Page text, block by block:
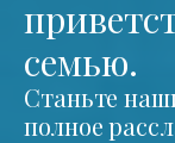
семью.
Станьте
полное